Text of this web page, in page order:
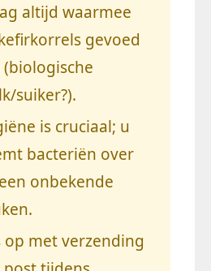
altijd waarmee
gevoed
(biologische
suiker?).
is cruciaal; u
bacteriën over
onbekende
op met verzending